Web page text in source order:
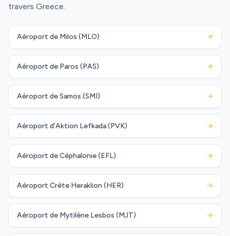
travers Greece.
Aéroport de Milos (MLO) →
Aéroport de Paros (PAS) →
Aéroport de Samos (SMI) →
Aéroport d'Aktion Lefkada (PVK) →
Aéroport de Céphalonie (EFL) →
Aéroport Crète Heraklion (HER) →
Aéroport de Mytilène Lesbos (MJT) →